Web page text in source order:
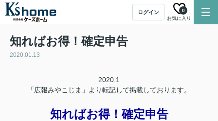
ログイン
お気に入り
0
知ればお得！確定申告
2020.01.13
2020.1
「広報みやこじま」より転記して掲載しております。
知ればお得！確定申告